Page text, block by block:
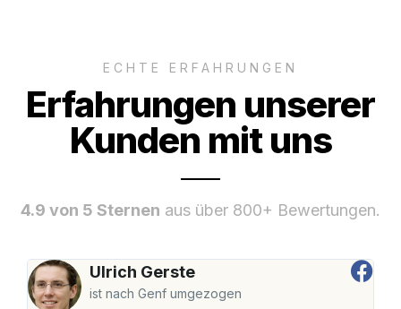
ECHTE ERFAHRUNGEN
Erfahrungen unserer
Kunden mit uns
4.9 von 5 Sternen aus über 800+ Bewertungen.
Ulrich Gerste
ist nach Genf umgezogen